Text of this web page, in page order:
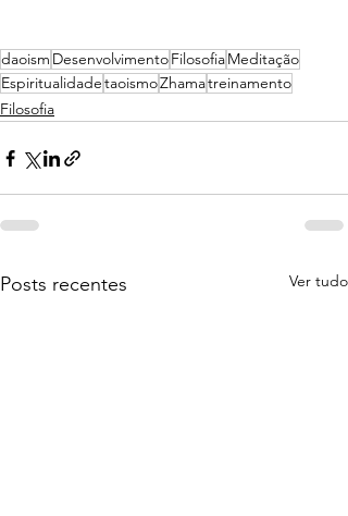
daoism DesenvolvimentoFilosofiaMeditação
EspiritualidadetaoismoZhamatreinamento
Filosofia
Posts recentes Ver tudo